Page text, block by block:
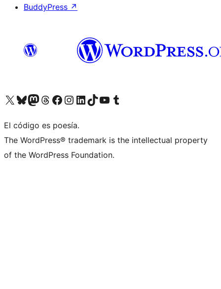
BuddyPress ↗
Visit our X (formerly Twitter) account
Visit our Bluesky account
Visit our Mastodon account
Visit our Threads account
Visit our Facebook page
Visit our Instagram account
Visit our LinkedIn account
Visit our TikTok account
Visit our YouTube channel
Visit our Tumblr account
El código es poesía.
The WordPress® trademark is the intellectual property
of the WordPress Foundation.